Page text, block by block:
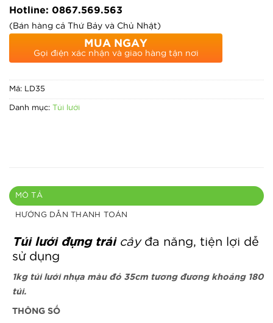
Hotline: 0867.569.563
(Bán hàng cả Thứ Bảy và Chủ Nhật)
MUA NGAY
Gọi điện xác nhận và giao hàng tận nơi
Mã: LD35
Danh mục: Túi lưới
MÔ TẢ
HƯỚNG DẪN THANH TOÁN
Túi lưới đựng tráicâyđa năng, tiện lợi dễ
sử dụng
1kg túi lưới nhựa màu đỏ 35cm tương đương khoảng 180
túi.
THÔNG SỐ